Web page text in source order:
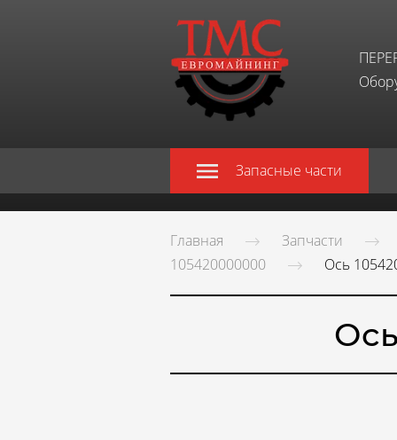
Запасные части
Главная
Запчасти
105420000000
Ось